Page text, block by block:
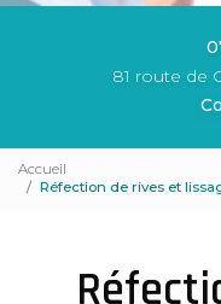
81 route de
Accueil
Réfection de rives et